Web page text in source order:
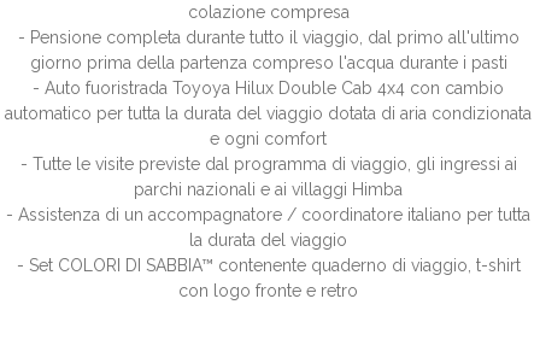
colazione compresa
- Pensione completa durante tutto il viaggio, dal primo all'ultimo
giorno prima della partenza compreso l'acqua durante i pasti
- Auto fuoristrada Toyoya Hilux Double Cab 4x4 con cambio
automatico per tutta la durata del viaggio dotata di aria condizionata
e ogni comfort
- Tutte le visite previste dal programma di viaggio, gli ingressi ai
parchi nazionali e ai villaggi Himba
- Assistenza di un accompagnatore / coordinatore italiano per tutta
la durata del viaggio
- Set COLORI DI SABBIA™ contenente quaderno di viaggio, t-shirt
con logo fronte e retro